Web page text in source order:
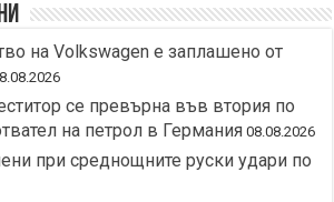
на Volkswagen е заплашено от
се превърна във втория по
на петрол в Германия 08.08.2026
при среднощните руски удари по